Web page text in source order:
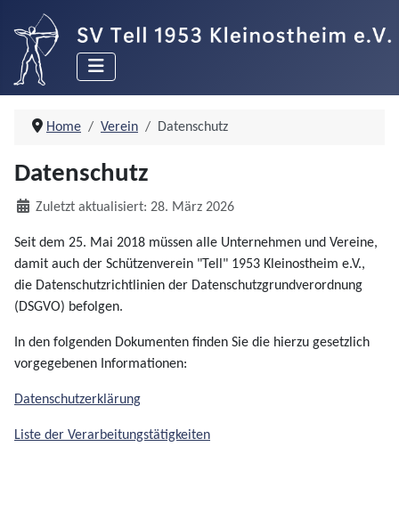
Home Verein Datenschutz
Datenschutz
DetailsZuletzt aktualisiert: 28. März 2026
Seit dem 25. Mai 2018 müssen alle Unternehmen und Vereine,
damit auch der Schützenverein "Tell" 1953 Kleinostheim e.V.,
die Datenschutzrichtlinien der Datenschutzgrundverordnung
(DSGVO) befolgen.
In den folgenden Dokumenten finden Sie die hierzu gesetzlich
vorgegebenen Informationen:
Datenschutzerklärung
Liste der Verarbeitungstätigkeiten